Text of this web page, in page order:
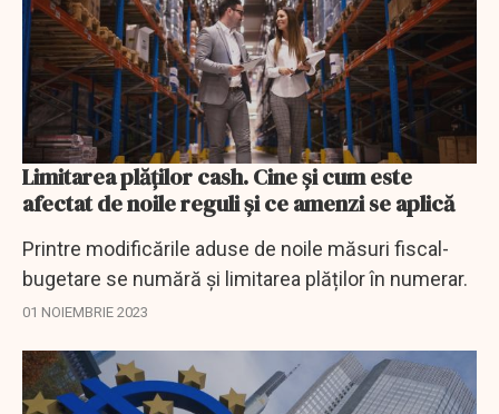
Limitarea plăților cash. Cine și cum este
afectat de noile reguli și ce amenzi se aplică
Printre modificările aduse de noile măsuri fiscal-
bugetare se numără și limitarea plăților în numerar.
01 NOIEMBRIE 2023